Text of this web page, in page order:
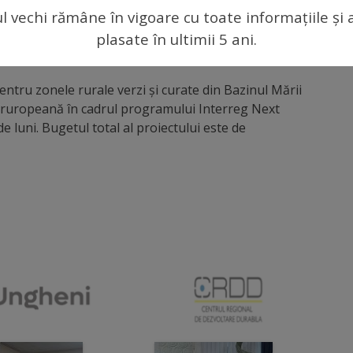
în domeniul managementului deșeurilor, fiind
la soluțiile inovative și eficiente care pot să
mediului înconjurător și sănătății oamenilor.
zonele rurale verzi și curate din Bazinul Mării
în cadrul programului Interreg Next
luni. Bugetul total al proiectului este de
vechi rămâne în vigoare cu toate informațiile și
plasate în ultimii 5 ani.